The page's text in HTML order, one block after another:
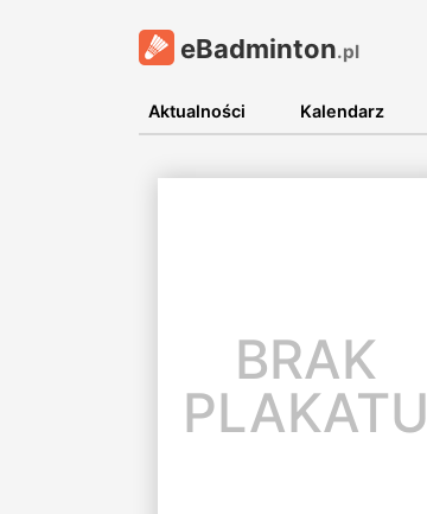
eBadminton.pl
Aktualności Kalendarz
BRAK
PLAKATU